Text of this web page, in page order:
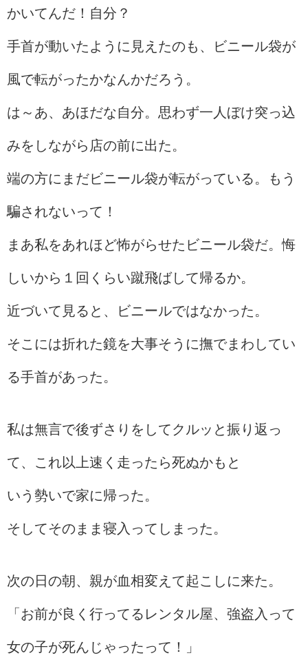
かいてんだ！自分？
手首が動いたように見えたのも、ビニール袋が
風で転がったかなんかだろう。
は～あ、あほだな自分。思わず一人ぼけ突っ込
みをしながら店の前に出た。
端の方にまだビニール袋が転がっている。もう
騙されないって！
まあ私をあれほど怖がらせたビニール袋だ。悔
しいから１回くらい蹴飛ばして帰るか。
近づいて見ると、ビニールではなかった。
そこには折れた鏡を大事そうに撫でまわしてい
る手首があった。
私は無言で後ずさりをしてクルッと振り返っ
て、これ以上速く走ったら死ぬかもと
いう勢いで家に帰った。
そしてそのまま寝入ってしまった。
次の日の朝、親が血相変えて起こしに来た。
「お前が良く行ってるレンタル屋、強盗入って
女の子が死んじゃったって！」